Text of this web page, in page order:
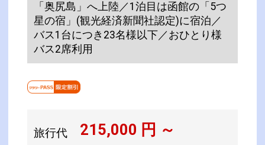
「奥尻島」へ上陸／1泊目は函館の「5つ
星の宿」(観光経済新聞社認定)に宿泊／
バス1台につき23名様以下／おひとり様
バス2席利用
旅行代
215,000 円 ～